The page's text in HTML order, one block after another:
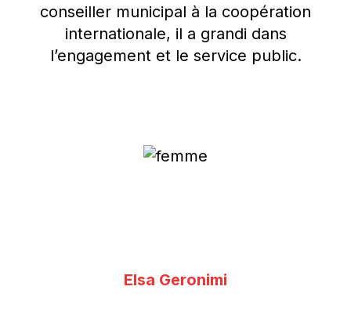
conseiller municipal à la coopération
internationale, il a grandi dans
l’engagement et le service public.
Elsa Geronimi